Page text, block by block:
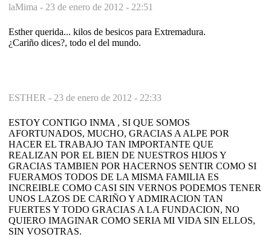
laMima - 23 de enero de 2012 - 22:51
Esther querida... kilos de besicos para Extremadura.
¿Cariño dices?, todo el del mundo.
ESTHER - 23 de enero de 2012 - 22:33
ESTOY CONTIGO INMA , SI QUE SOMOS
AFORTUNADOS, MUCHO, GRACIAS A ALPE POR
HACER EL TRABAJO TAN IMPORTANTE QUE
REALIZAN POR EL BIEN DE NUESTROS HIJOS Y
GRACIAS TAMBIEN POR HACERNOS SENTIR COMO SI
FUERAMOS TODOS DE LA MISMA FAMILIA ES
INCREIBLE COMO CASI SIN VERNOS PODEMOS TENER
UNOS LAZOS DE CARIÑO Y ADMIRACION TAN
FUERTES Y TODO GRACIAS A LA FUNDACION, NO
QUIERO IMAGINAR COMO SERIA MI VIDA SIN ELLOS,
SIN VOSOTRAS.